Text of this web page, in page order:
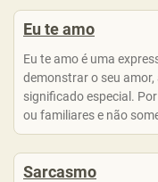
Eu te amo
Eu te amo é uma
demonstrar o seu
significado especial.
ou familiares e não
Sarcasmo